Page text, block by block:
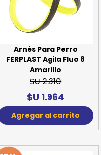
Arnés Para Perro
FERPLAST Agila Fluo 8
Amarillo
$U 2.310
$U 1.964
Agregar al carrito